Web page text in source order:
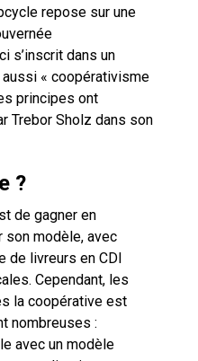
repose sur une
s’inscrit dans un
aussi « coopérativisme
principes ont
Trebor Sholz dans son
?
de gagner en
modèle, avec
de livreurs en CDI
Cependant, les
la coopérative est
nombreuses :
avec un modèle